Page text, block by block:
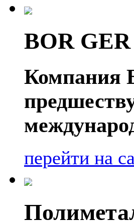
BOR GER
Компания
перейти на